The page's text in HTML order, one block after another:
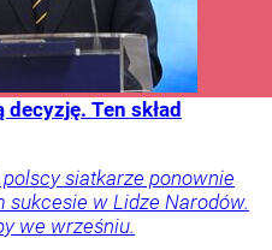
Ten skład
siatkarze ponownie
w Lidze Narodów.
we wrześniu.